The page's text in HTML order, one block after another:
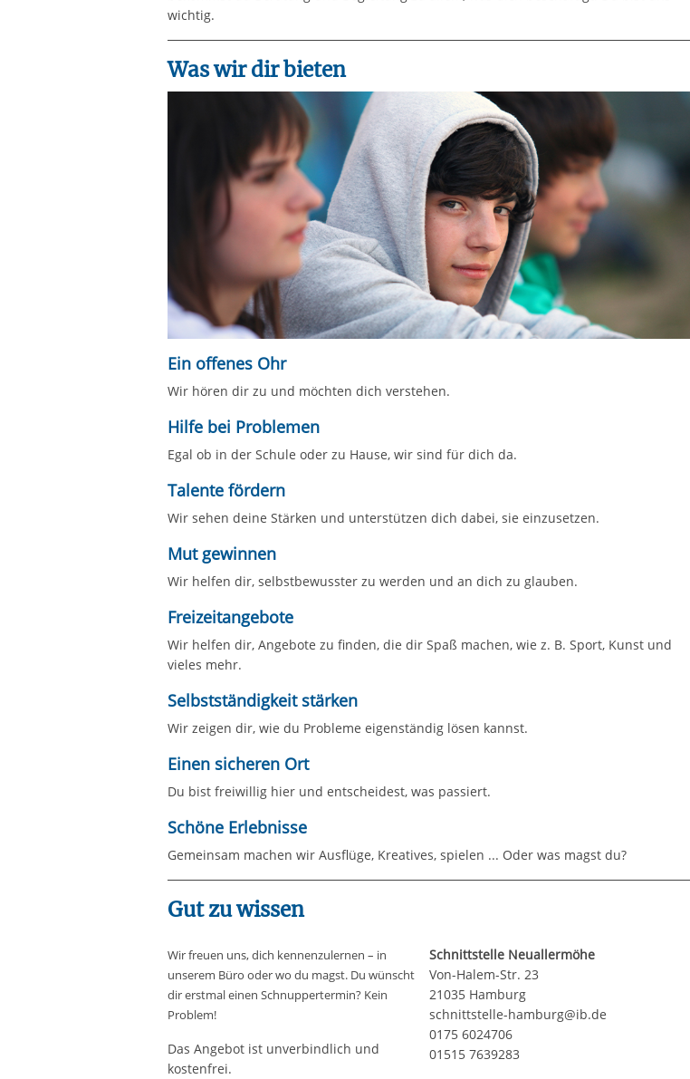
wichtig.
Was wir dir bieten
Ein offenes Ohr
Wir hören dir zu und möchten dich verstehen.
Hilfe bei Problemen
Egal ob in der Schule oder zu Hause, wir sind für dich da.
Talente fördern
Wir sehen deine Stärken und unterstützen dich dabei, sie einzusetzen.
Mut gewinnen
Wir helfen dir, selbstbewusster zu werden und an dich zu glauben.
Freizeitangebote
Wir helfen dir, Angebote zu finden, die dir Spaß machen, wie z. B. Sport, Kunst und
vieles mehr.
Selbstständigkeit stärken
Wir zeigen dir, wie du Probleme eigenständig lösen kannst.
Einen sicheren Ort
Du bist freiwillig hier und entscheidest, was passiert.
Schöne Erlebnisse
Gemeinsam machen wir Ausflüge, Kreatives, spielen ... Oder was magst du?
Gut zu wissen
Wir freuen uns, dich kennenzulernen – in
unserem Büro oder wo du magst. Du wünscht
dir erstmal einen Schnuppertermin? Kein
Problem!
Das Angebot ist unverbindlich und
kostenfrei.
Schnittstelle Neuallermöhe
Von-Halem-Str. 23
21035 Hamburg
schnittstelle-hamburg@ib.de
0175 6024706
01515 7639283